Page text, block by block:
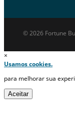
© 2026 Fortune
×
Usamos cookies.
para melhorar sua
Aceitar